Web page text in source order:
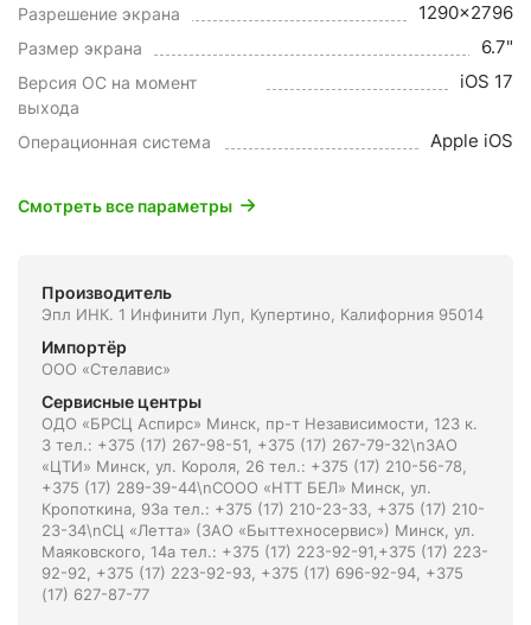
Разрешение экрана 1290x2796
Размер экрана 6.7"
Версия ОС на момент
выхода
iOS 17
Операционная система Apple iOS
Смотреть все параметры
Производитель
Эпл ИНК. 1 Инфинити Луп, Купертино, Калифорния 95014
Импортёр
ООО «Стелавис»
Сервисные центры
ОДО «БРСЦ Аспирс» Минск, пр-т Независимости, 123 к.
3 тел.: +375 (17) 267-98-51, +375 (17) 267-79-32\nЗАО
«ЦТИ» Минск, ул. Короля, 26 тел.: +375 (17) 210-56-78,
+375 (17) 289-39-44\nСООО «НТТ БЕЛ» Минск, ул.
Кропоткина, 93а тел.: +375 (17) 210-23-33, +375 (17) 210-
23-34\nСЦ «Летта» (ЗАО «Быттехносервис») Минск, ул.
Маяковского, 14а тел.: +375 (17) 223-92-91,+375 (17) 223-
92-92, +375 (17) 223-92-93, +375 (17) 696-92-94, +375
(17) 627-87-77